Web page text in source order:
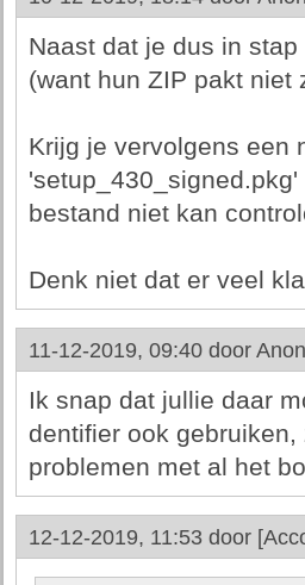
Naast dat je dus in
(want hun ZIP pakt niet
Krijg je vervolgens een
bestand niet kan
Denk niet dat er veel
11-12-2019, 09:40 door
Ik snap dat jullie daar
dentifier ook
problemen met al het
12-12-2019, 11:53 door